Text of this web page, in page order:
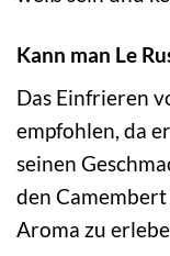
Kann man Le
Das Einfrieren
empfohlen, da
seinen
den
Aroma zu